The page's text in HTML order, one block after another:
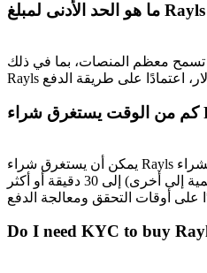
تسمح معظم المنصات، بما في ذلك Bitrue، للمستخدمين بشراء
يمكن أن يستغرق شراء Rayls من بضع دقائق (لعمليات الشراء
بالبطاقة أو من عملة رقمية إلى أخرى) إلى 30 دقيقة أو أكثر
Do I need KYC to buy